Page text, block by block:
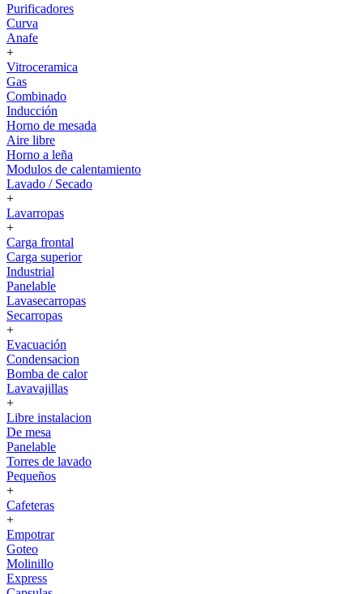
Purificadores
Curva
Anafe
+
Vitroceramica
Gas
Combinado
Inducción
Horno de mesada
Aire libre
Horno a leña
Modulos de calentamiento
Lavado / Secado
+
Lavarropas
+
Carga frontal
Carga superior
Industrial
Panelable
Lavasecarropas
Secarropas
+
Evacuación
Condensacion
Bomba de calor
Lavavajillas
+
Libre instalacion
De mesa
Panelable
Torres de lavado
Pequeños
+
Cafeteras
+
Empotrar
Goteo
Molinillo
Express